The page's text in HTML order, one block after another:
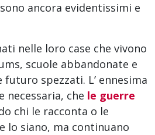
ancora evidentissimi e
nelle loro case che vivono
scuole abbandonate e
spezzati. L’ ennesima
necessaria, che le guerre
chi le racconta o le
lo siano, ma continuano